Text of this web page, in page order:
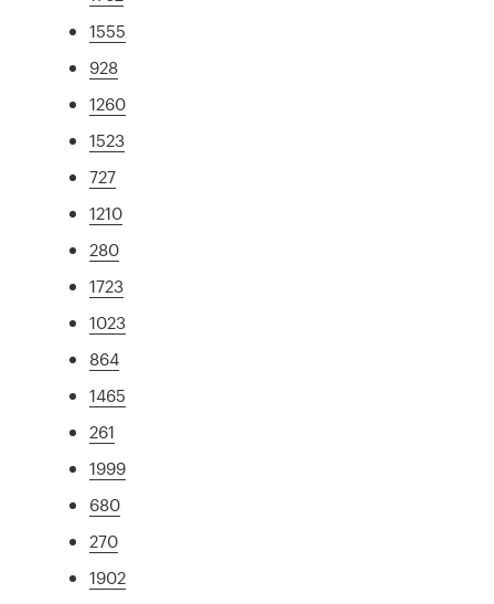
1555
928
1260
1523
727
1210
280
1723
1023
864
1465
261
1999
680
270
1902